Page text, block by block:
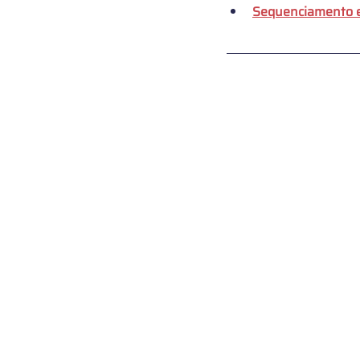
Sequenciamento